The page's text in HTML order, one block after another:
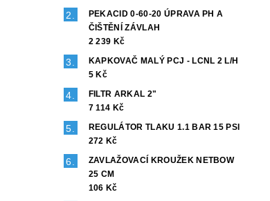
PEKACID 0-60-20 ÚPRAVA PH A
ČIŠTĚNÍ ZÁVLAH
2 239 Kč
KAPKOVAČ MALÝ PCJ - LCNL 2 L/H
5 Kč
FILTR ARKAL 2"
7 114 Kč
REGULÁTOR TLAKU 1.1 BAR 15 PSI
272 Kč
ZAVLAŽOVACÍ KROUŽEK NETBOW
25 CM
106 Kč